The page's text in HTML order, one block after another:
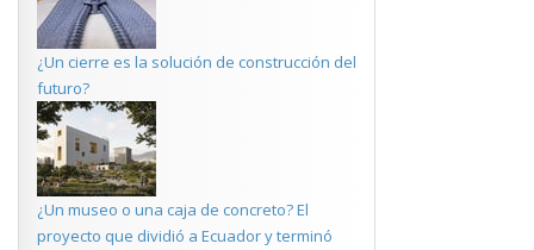
¿Un cierre es la solución de construcción del
futuro?
¿Un museo o una caja de concreto? El
proyecto que dividió a Ecuador y terminó